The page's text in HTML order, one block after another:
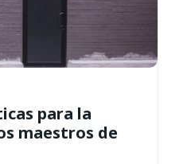
para la
maestros de